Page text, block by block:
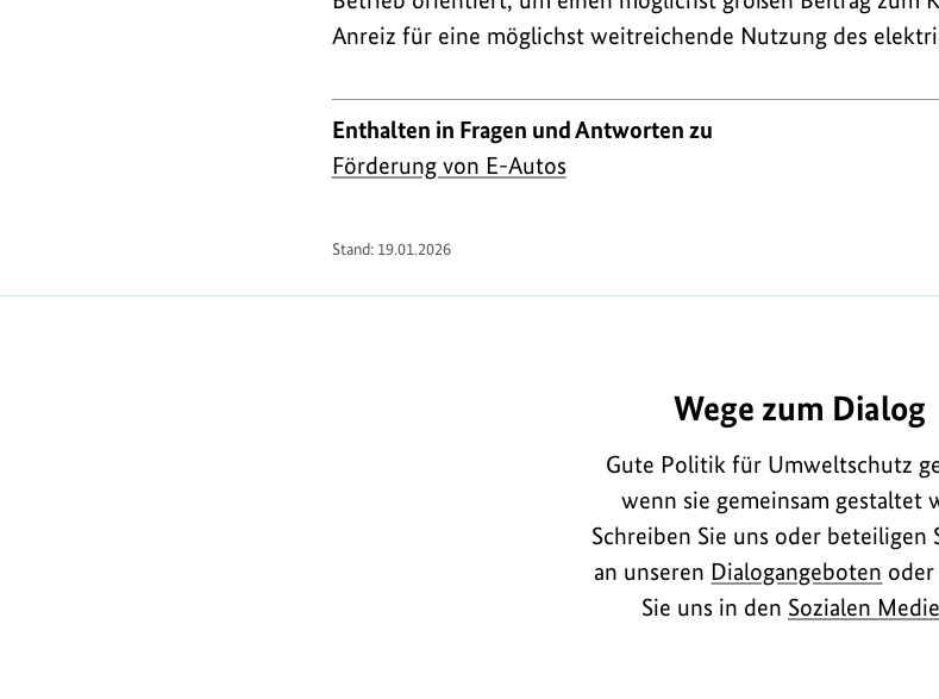
Anreiz für eine möglichst weitreichende Nutzung des
Enthalten in Fragen und Antworten zu
Förderung von E-Autos
Stand: 19.01.2026
Wege zum Dialog
Gute Politik für Umweltschutz
wenn sie gemeinsam gestaltet
Schreiben Sie uns oder beteiligen
an unseren Dialogangeboten
Sie uns in den Sozialen